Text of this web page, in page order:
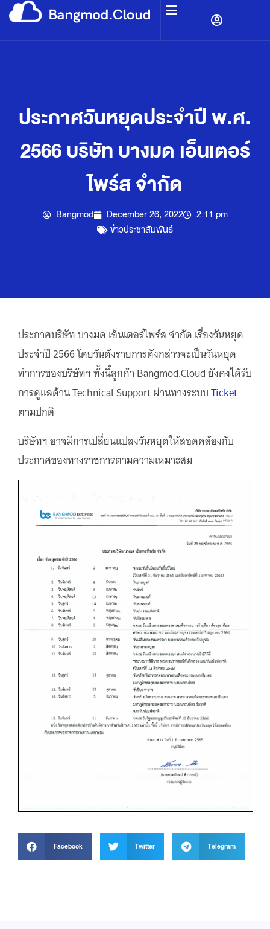
ประกาศวันหยุดประจำปี พ.ศ.
2566 บริษัท บางมด เอ็นเตอร์
ไพร์ส จำกัด
Bangmod December 26, 2022
2:11 pm
ข่าวประชาสัมพันธ์
ประกาศบริษัท บางมด เอ็นเตอร์ไพร์ส จำกัด เรื่องวันหยุด
ประจำปี 2566 โดยวันดังรายการดังกล่าวจะเป็นวันหยุด
ทำการของบริษัทฯ ทั้งนี้ลูกค้า Bangmod.Cloud ยังคงได้รับ
การดูแลด้าน Technical Support ผ่านทางระบบTicket
ตามปกติ
บริษัทฯ อาจมีการเปลี่ยนแปลงวันหยุดให้สอดคล้องกับ
ประกาศของทางราชการตามความเหมาะสม
Facebook Twitter Telegram